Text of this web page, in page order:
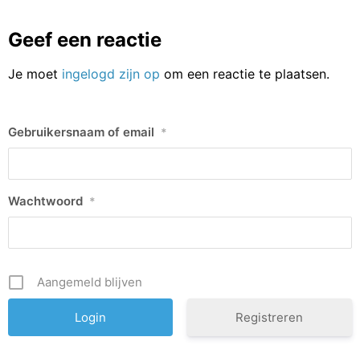
Geef een reactie
Je moet ingelogd zijn op om een reactie te plaatsen.
Gebruikersnaam of email *
Wachtwoord *
Aangemeld blijven
Registreren